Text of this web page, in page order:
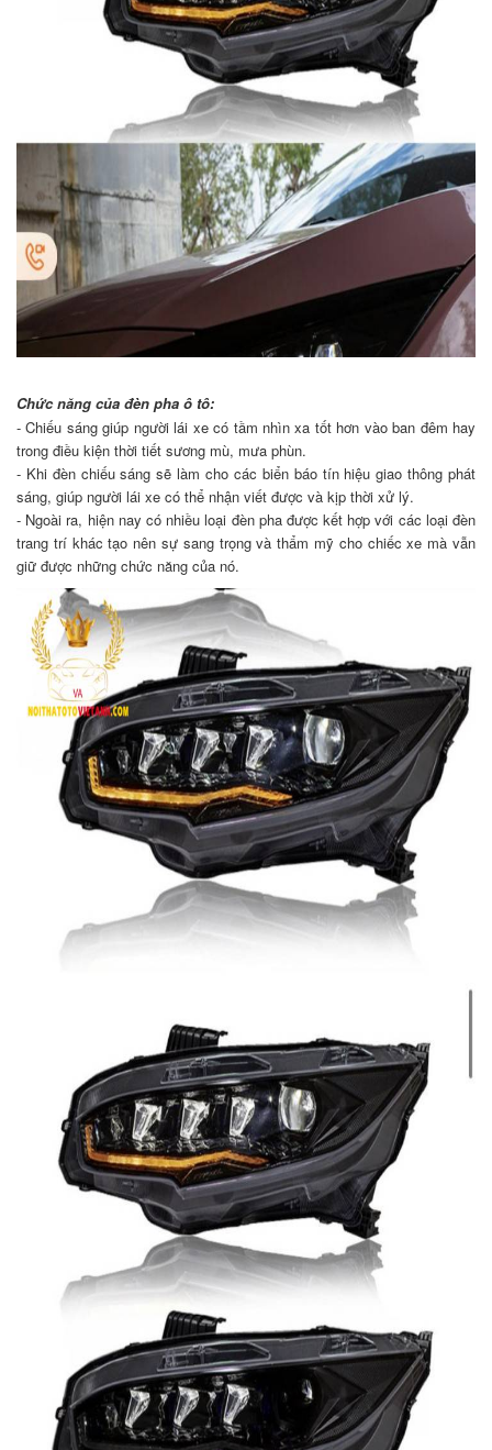
Chức năng của đèn pha ô tô:
- Chiếu sáng giúp người lái xe có tầm nhìn xa tốt hơn vào ban đêm hay
trong điều kiện thời tiết sương mù, mưa phùn.
- Khi đèn chiếu sáng sẽ làm cho các biển báo tín hiệu giao thông phát
sáng, giúp người lái xe có thể nhận viết được và kịp thời xử lý.
- Ngoài ra, hiện nay có nhiều loại đèn pha được kết hợp với các loại đèn
trang trí khác tạo nên sự sang trọng và thẩm mỹ cho chiếc xe mà vẫn
giữ được những chức năng của nó.